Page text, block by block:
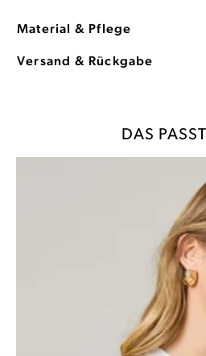
Material & Pflege
Versand & Rückgabe
DAS